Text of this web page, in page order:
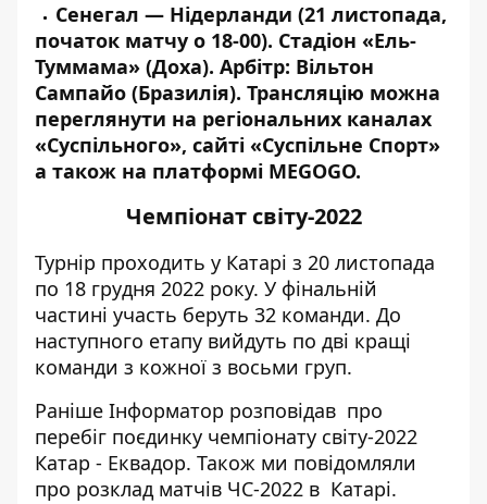
Сенегал — Нідерланди (21 листопада,
початок матчу о 18-00). Стадіон «Ель-
Туммама» (Доха). Арбітр: Вільтон
Сампайо (Бразилія). Трансляцію можна
переглянути на регіональних каналах
«Суспільного», сайті «Суспільне Спорт»
а також на платформі MEGOGO.
Чемпіонат світу-2022
Турнір проходить у Катарі з 20 листопада
по 18 грудня 2022 року. У фінальній
частині участь беруть 32 команди. До
наступного етапу вийдуть по дві кращі
команди з кожної з восьми груп.
Раніше Інформатор розповідав про
перебіг поєдинку чемпіонату світу-2022
Катар - Еквадор. Також ми повідомляли
про розклад матчів ЧС-2022 в Катарі.